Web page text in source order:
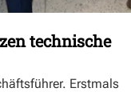
technische
Erstmals